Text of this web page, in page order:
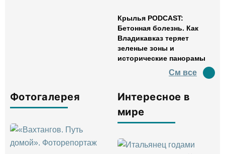
Крылья PODCAST:
Бетонная болезнь. Как
Владикавказ теряет
зеленые зоны и
исторические панорамы
См все
Фотогалерея
Интересное в
мире